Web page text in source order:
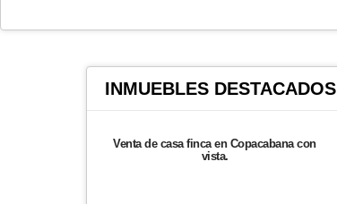
INMUEBLES DESTACADOS
Venta de casa finca en Copacabana con
vista.